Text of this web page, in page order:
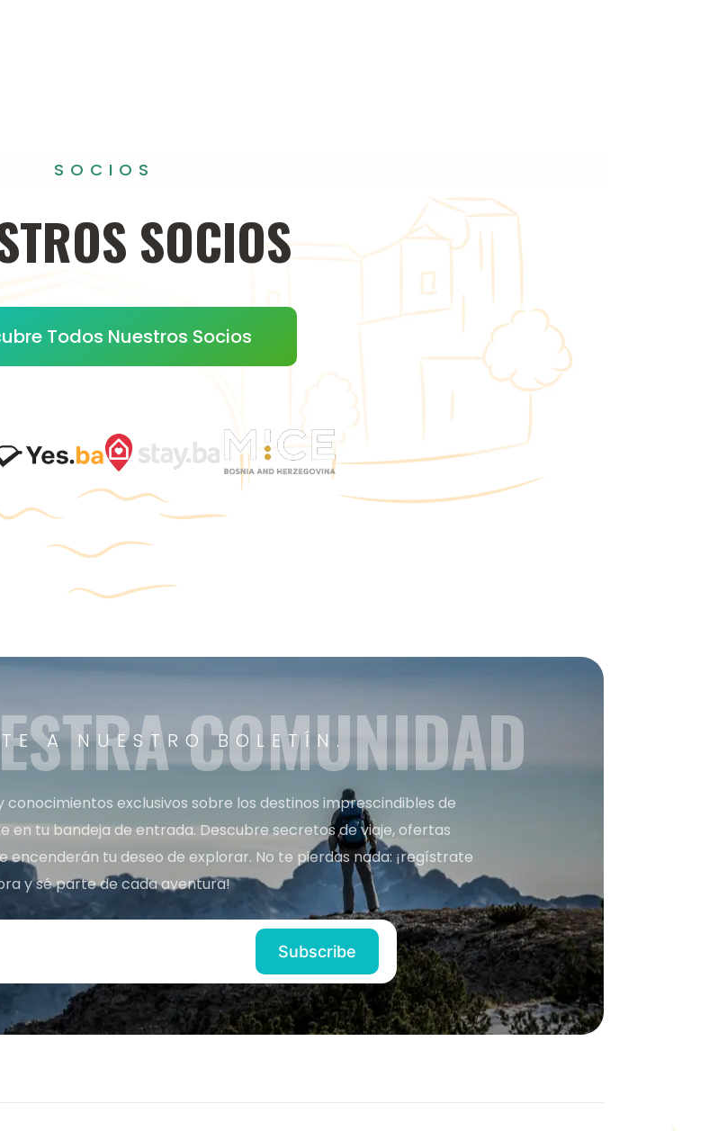
SOCIOS
SOCIOS
Todos Nuestros Socios
A NUESTRO BOLETÍN.COMUNIDAD
conocimientos exclusivos sobre los destinos imprescindibles de
en tu bandeja de entrada. Descubre secretos de viaje, ofertas
encenderán tu deseo de explorar. No te pierdas nada: ¡regístrate
y sé parte de cada aventura!